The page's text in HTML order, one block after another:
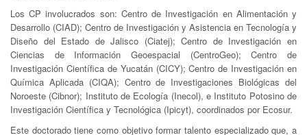
Los CP involucrados son: Centro de Investigación en Alimentación y
Desarrollo (CIAD); Centro de Investigación y Asistencia en Tecnología y
Diseño del Estado de Jalisco (Ciatej); Centro de Investigación en
Ciencias de Información Geoespacial (CentroGeo); Centro de
Investigación Científica de Yucatán (CICY); Centro de Investigación en
Química Aplicada (CIQA); Centro de Investigaciones Biológicas del
Noroeste (Cibnor); Instituto de Ecología (Inecol), e Instituto Potosino de
Investigación Científica y Tecnológica (Ipicyt), coordinados por Ecosur.
Este doctorado tiene como objetivo formar talento especializado que, a